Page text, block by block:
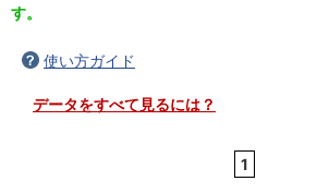
す。
使い方ガイド
データをすべて見るには？
1